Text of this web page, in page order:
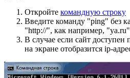
Откройте командную строку
Введите команду "ping" без
"http://", как например,
В случае если сайт доступен
на экране отобразится ip-